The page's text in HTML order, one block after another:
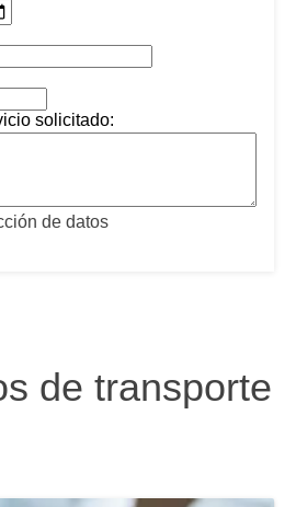
solicitado:
de datos
de transporte